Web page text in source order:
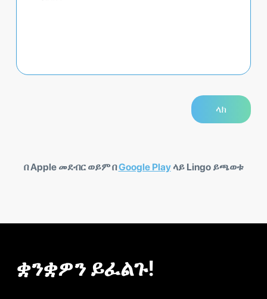
በ Apple መደብር ወይም በGoogle Playላይ Lingo ይጫወቱ
ቋንቋዎን ይፈልጉ!